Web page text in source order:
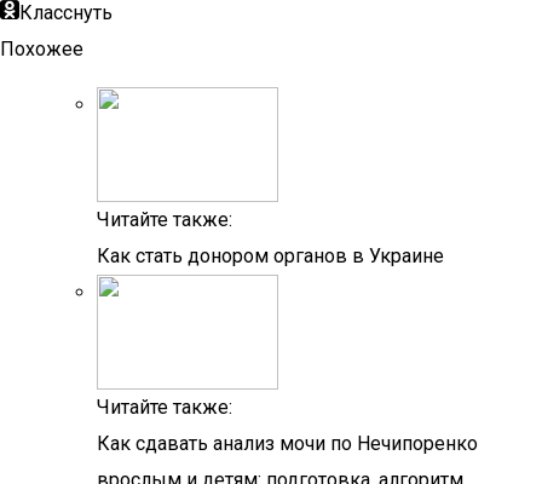
Класснуть
Похожее
Читайте также:
Как стать донором органов в Украине
Читайте также:
Как сдавать анализ мочи по Нечипоренко